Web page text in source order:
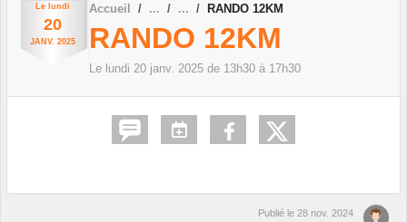
Le lundi
20
JANV. 2025
Accueil RANDO 12KM
RANDO 12KM
Le lundi 20 janv. 2025 de 13h30 à 17h30
Publié le 28 nov. 2024